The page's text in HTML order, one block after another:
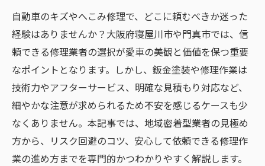
自動車のキズやへこみ修理で、どこに頼むべきか迷った
経験はありませんか？大阪府寝屋川市や門真市では、信
頼できる修理業者の選択が愛車の美観と価値を保つ重要
なポイントとなります。しかし、鈑金塗装や修理作業は
技術力やアフターサービス、明確な見積もり対応など、
細やかな注意が求められるため不安を感じるケースも少
なくありません。本記事では、地域密着型業者の見極め
方から、リスク回避のコツ、安心して依頼できる修理作
業の進め方までを専門的かつわかりやすく解説します。